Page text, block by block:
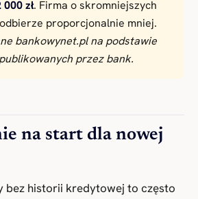
000 zł. Firma o skromniejszych
proporcjonalnie mniej.
bankowynet.pl na podstawie
przez bank.
na start dla nowej
bez historii kredytowej to często